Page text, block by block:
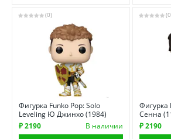
(0)
Фигурка Funko Pop: Solo
Leveling Ю Джинхо (1984)
₽ 2190
В наличии
Фигурка
Сенна
₽ 2190